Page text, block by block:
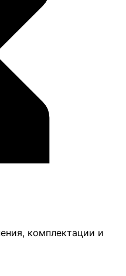
комплектации и